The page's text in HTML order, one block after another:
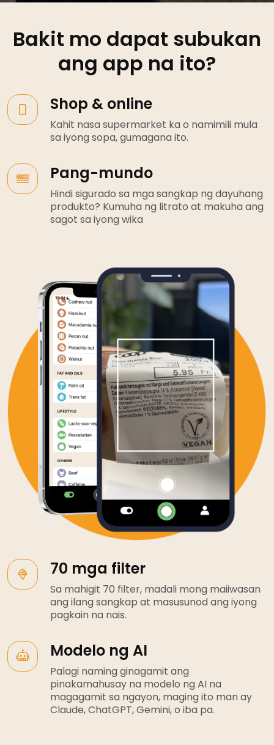
Bakit mo dapat subukan
ang app na ito?
Shop & online
Kahit nasa supermarket ka o namimili mula
sa iyong sopa, gumagana ito.
Pang-mundo
Hindi sigurado sa mga sangkap ng dayuhang
produkto? Kumuha ng litrato at makuha ang
sagot sa iyong wika
70 mga filter
Sa mahigit 70 filter, madali mong maiiwasan
ang ilang sangkap at masusunod ang iyong
pagkain na nais.
Modelo ng AI
Palagi naming ginagamit ang
pinakamahusay na modelo ng AI na
magagamit sa ngayon, maging ito man ay
Claude, ChatGPT, Gemini, o iba pa.